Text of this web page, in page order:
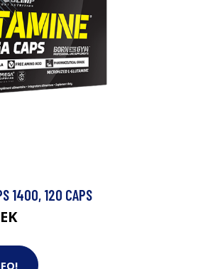
1400, 120 CAPS